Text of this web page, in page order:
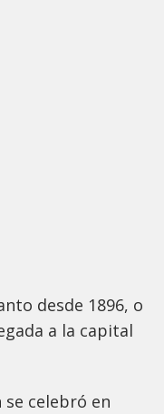
desde 1896, o
a la capital
celebró en